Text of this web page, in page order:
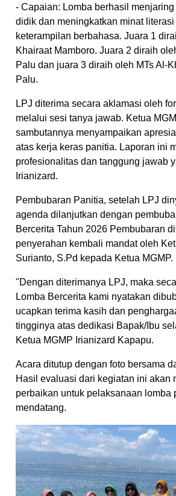
- Capaian: Lomba berhasil
didik dan meningkatkan minat literasi
keterampilan berbahasa. Juara 1
Khairaat Mamboro. Juara 2 diraih
Palu dan juara 3 diraih oleh MTs Al-
Palu.
LPJ diterima secara aklamasi oleh
melalui sesi tanya jawab. Ketua
sambutannya menyampaikan
atas kerja keras panitia. Laporan ini
profesionalitas dan tanggung jawab
Irianizard.
Pembubaran Panitia, setelah LPJ
agenda dilanjutkan dengan
Bercerita Tahun 2026 Pembubaran
penyerahan kembali mandat oleh
Surianto, S.Pd kepada Ketua MGMP.
"Dengan diterimanya LPJ, maka
Lomba Bercerita kami nyatakan
ucapkan terima kasih dan
tingginya atas dedikasi Bapak/Ibu
Ketua MGMP Irianizard Kapapu.
Acara ditutup dengan foto bersama
Hasil evaluasi dari kegiatan ini akan
perbaikan untuk pelaksanaan lomba
mendatang.